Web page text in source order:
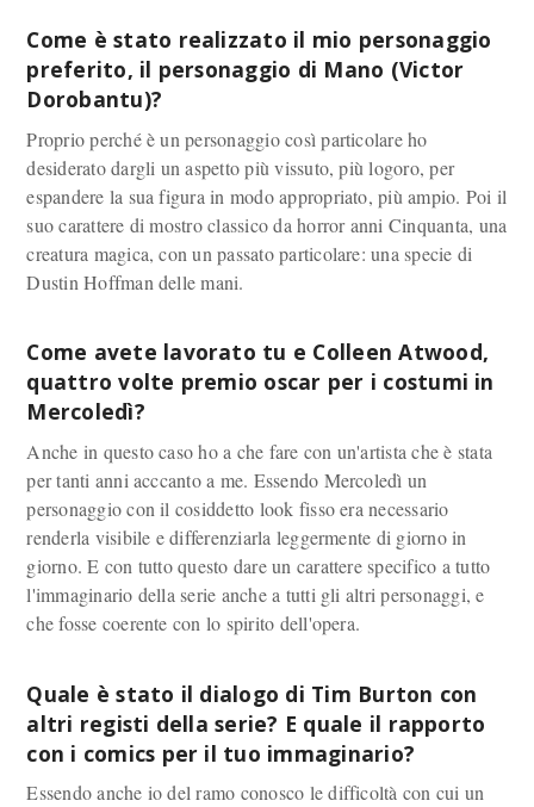
Come è stato realizzato il mio personaggio
preferito, il personaggio di Mano (Victor
Dorobantu)?
Proprio perché è un personaggio così particolare ho
desiderato dargli un aspetto più vissuto, più logoro, per
espandere la sua figura in modo appropriato, più ampio. Poi il
suo carattere di mostro classico da horror anni Cinquanta, una
creatura magica, con un passato particolare: una specie di
Dustin Hoffman delle mani.
Come avete lavorato tu e Colleen Atwood,
quattro volte premio oscar per i costumi in
Mercoledì?
Anche in questo caso ho a che fare con un'artista che è stata
per tanti anni acccanto a me. Essendo Mercoledì un
personaggio con il cosiddetto look fisso era necessario
renderla visibile e differenziarla leggermente di giorno in
giorno. E con tutto questo dare un carattere specifico a tutto
l'immaginario della serie anche a tutti gli altri personaggi, e
che fosse coerente con lo spirito dell'opera.
Quale è stato il dialogo di Tim Burton con
altri registi della serie? E quale il rapporto
con i comics per il tuo immaginario?
Essendo anche io del ramo conosco le difficoltà con cui un